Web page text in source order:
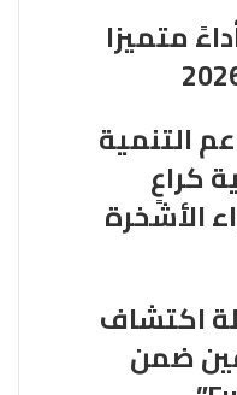
متميزا
التنمية
كراعٍ
الأشخرة
اكتشاف
ضمن